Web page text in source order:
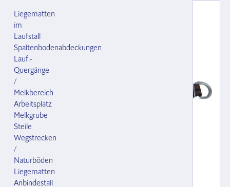
Liegematten
im
Laufstall
Spaltenbodenabdeckungen
Lauf.-
Quergänge
/
Melkbereich
Arbeitsplatz
Melkgrube
Steile
Wegstrecken
/
Naturböden
Liegematten
Anbindestall